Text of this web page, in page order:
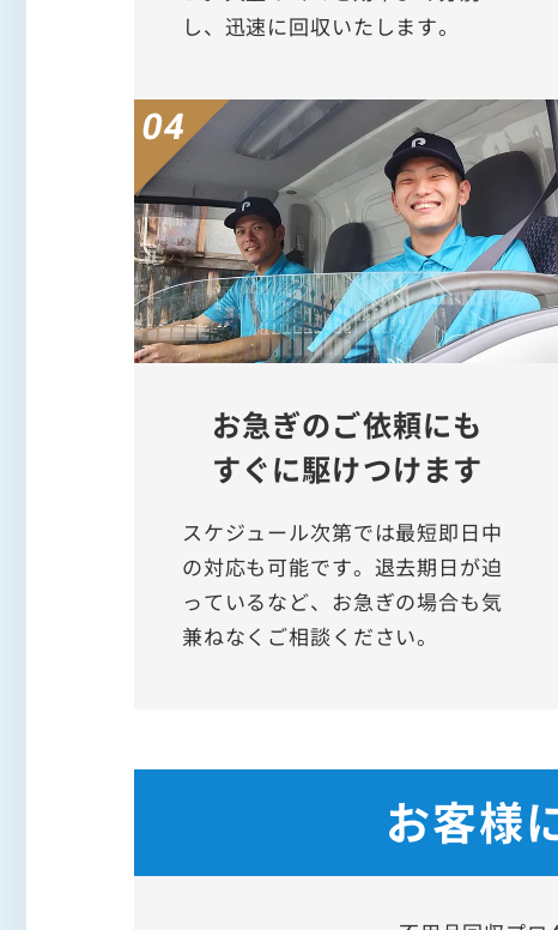
し、迅速に回収いたします。
お急ぎのご依頼にも
すぐに駆けつけます
スケジュール次第では最短即日中
の対応も可能です。退去期日が迫
っているなど、お急ぎの場合も気
兼ねなくご相談ください。
お客様